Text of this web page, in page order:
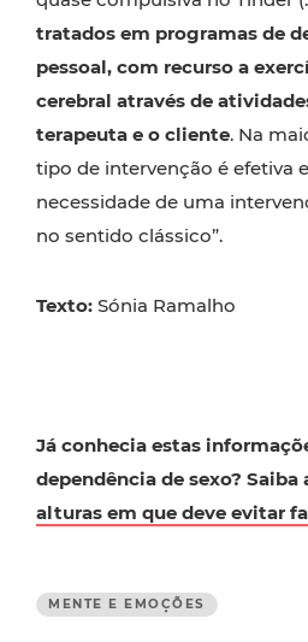
tratados em programas de
pessoal, com recurso a
cerebral através de
terapeuta e o cliente. Na
tipo de intervenção é efetiva
necessidade de uma
no sentido clássico”.
Texto: Sónia Ramalho
Já conhecia estas
dependência de sexo? Saiba
alturas em que deve evitar
MENTE E EMOÇÕES